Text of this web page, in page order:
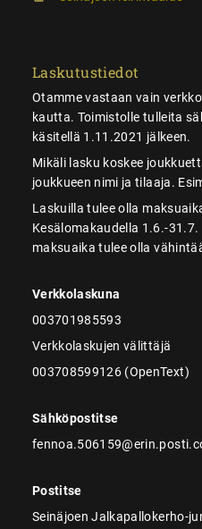
Laskutustiedot
Otamme vastaan vain
kautta. Toimistolle tulleita
käsitellä 1.11.2021 jälkeen.
Mikäli lasku koskee
joukkueen nimi ja tilaaja.
Laskuilla tulee olla
Kesälomakaudella 1.6.-
maksuaika tulee olla
Verkkolaskuna
003701985593
Verkkolaskujen välittäjä
003708599126 (OpenText)
Sähköpostitse
Postitse
Seinäjoen Jalkapallokerho-